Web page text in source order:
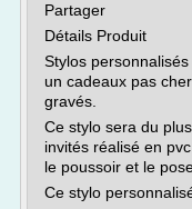
Partager
Détails Produit
Stylos
un cadeaux pas
gravés.
Ce stylo sera du
invités réalisé en
le poussoir et le
Ce stylo